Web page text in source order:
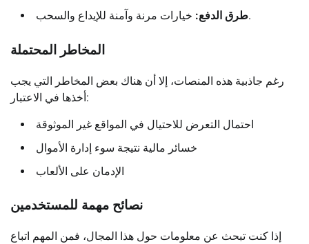
طرق الدفع:خيارات مرنة وآمنة للإيداع والسحب.
المخاطر المحتملة
رغم جاذبية هذه المنصات، إلا أن هناك بعض المخاطر التي يجب
أخذها في الاعتبار:
احتمال التعرض للاحتيال في المواقع غير الموثوقة
خسائر مالية نتيجة سوء إدارة الأموال
الإدمان على الألعاب
نصائح مهمة للمستخدمين
إذا كنت تبحث عن معلومات حول هذا المجال، فمن المهم اتباع